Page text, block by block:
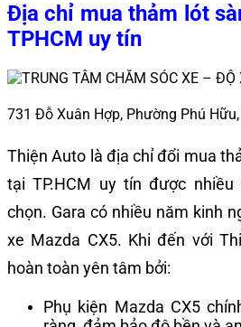
Địa chỉ mua thảm lót
TPHCM uy tín
731 Đỗ Xuân Hợp, Phường Phú
Thiện Auto là địa chỉ đổi mua
tại TP.HCM uy tín được
chọn. Gara có nhiều năm kinh
xe Mazda CX5. Khi đến với
hoàn toàn yên tâm bởi:
Phụ kiện Mazda CX5